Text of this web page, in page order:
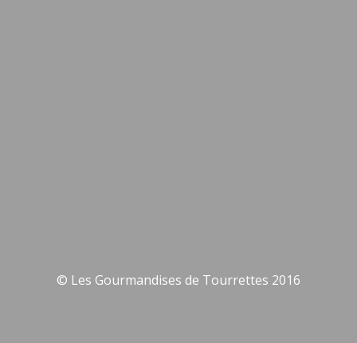
© Les Gourmandises de Tourrettes 2016